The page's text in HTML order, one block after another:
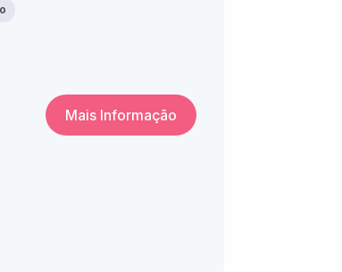
Mais Informação